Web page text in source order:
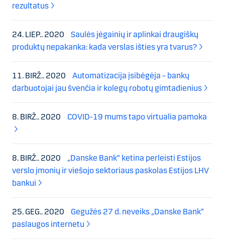
rezultatus
24. LIEP.. 2020
Saulės jėgainių ir aplinkai draugiškų
produktų nepakanka: kada verslas išties yra tvarus?
11. BIRŽ.. 2020
Automatizacija įsibėgėja – bankų
darbuotojai jau švenčia ir kolegų robotų gimtadienius
8. BIRŽ.. 2020 COVID-19 mums tapo virtualia pamoka
8. BIRŽ.. 2020
„Danske Bank” ketina perleisti Estijos
verslo įmonių ir viešojo sektoriaus paskolas Estijos LHV
bankui
25. GEG.. 2020
Gegužės 27 d. neveiks „Danske Bank“
paslaugos internetu